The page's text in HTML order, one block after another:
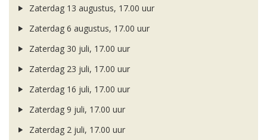
Zaterdag 13 augustus, 17.00 uur
Zaterdag 6 augustus, 17.00 uur
Zaterdag 30 juli, 17.00 uur
Zaterdag 23 juli, 17.00 uur
Zaterdag 16 juli, 17.00 uur
Zaterdag 9 juli, 17.00 uur
Zaterdag 2 juli, 17.00 uur